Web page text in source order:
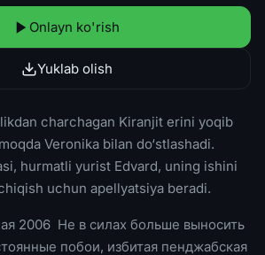
Onlayn ko'rish
Yuklab olish
charchagan Kiranjit erini yoqib
Veronika bilan do‘stlashadi.
hurmatli yurist Edvard, uning ishini
uchun apellyatsiya beradi.
2006 Не в силах больше выносить
побои, избитая пенджабская